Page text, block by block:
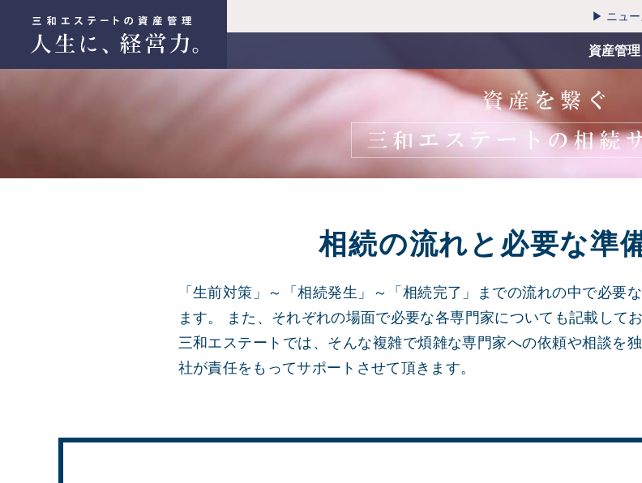
▶ ニュー
資産管理
相続の流れと必要な準
「生前対策」～「相続発生」～「相続完了」までの流れの中で必要
ます。 また、それぞれの場面で必要な各専門家についても記載して
三和エステートでは、そんな複雑で煩雑な専門家への依頼や相談を
社が責任をもってサポートさせて頂きます。